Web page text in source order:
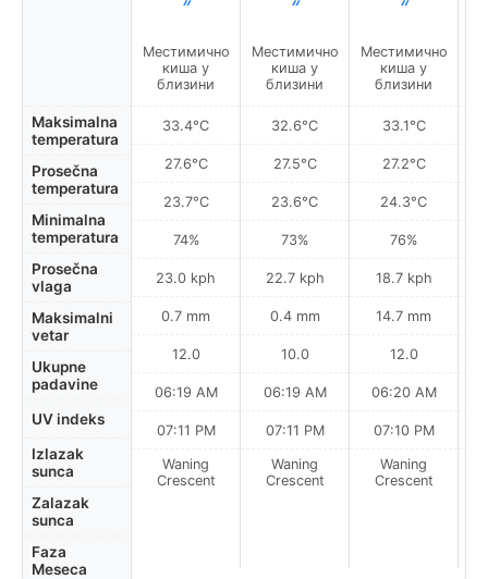
Maksimalna
temperatura
Prosečna
temperatura
Minimalna
temperatura
Prosečna
vlaga
Maksimalni
vetar
Ukupne
padavine
UV indeks
Izlazak
sunca
Zalazak
sunca
Faza
Meseca
Местимично
киша у
близини
33.4°C
27.6°C
23.7°C
74%
23.0 kph
0.7 mm
12.0
06:19 AM
07:11 PM
Waning
Crescent
Местимично
киша у
близини
32.6°C
27.5°C
23.6°C
73%
22.7 kph
0.4 mm
10.0
06:19 AM
07:11 PM
Waning
Crescent
Местимично
киша у
близини
33.1°C
27.2°C
24.3°C
76%
18.7 kph
14.7 mm
12.0
06:20 AM
07:10 PM
Waning
Crescent